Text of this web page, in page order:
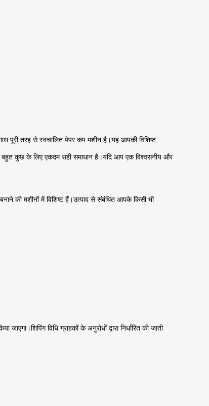
पूरी तरह से स्वचालित पेपर कप मशीन है।यह आपकी विशिष्ट
बहुत कुछ के लिए एकदम सही समाधान है।यदि आप एक विश्वसनीय और
की मशीनों में विशिष्ट हैं।उत्पाद से संबंधित आपके किसी भी
विधि ग्राहकों के अनुरोधों द्वारा निर्धारित की जाती